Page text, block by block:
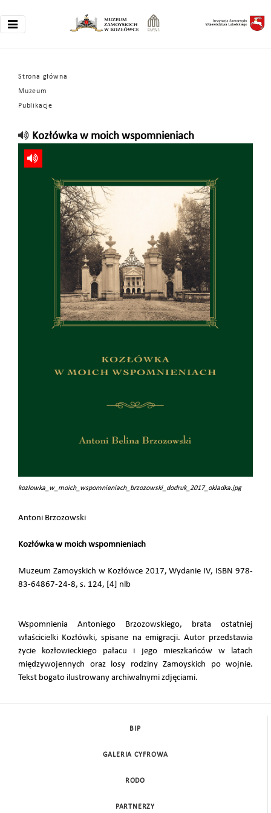
Strona główna
Muzeum
Publikacje
Kozłówka w moich wspomnieniach
kozlowka_w_moich_wspomnieniach_brzozowski_dodruk_2017_okladka.jpg
Antoni Brzozowski
Kozłówka w moich wspomnieniach
Muzeum Zamoyskich w Kozłówce 2017, Wydanie IV, ISBN 978-
83-64867-24-8, s. 124, [4] nlb
Wspomnienia Antoniego Brzozowskiego, brata ostatniej
właścicielki Kozłówki, spisane na emigracji. Autor przedstawia
życie kozłowieckiego pałacu i jego mieszkańców w latach
międzywojennych oraz losy rodziny Zamoyskich po wojnie.
Tekst bogato ilustrowany archiwalnymi zdjęciami.
BIP
GALERIA CYFROWA
RODO
PARTNERZY